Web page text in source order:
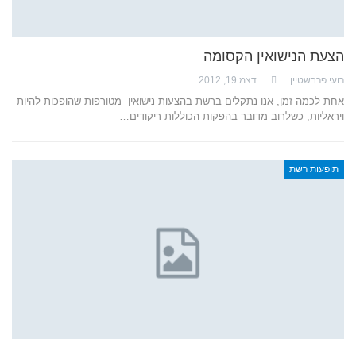
הצעת הנישואין הקסומה
רועי פרבשטיין דצמ 19, 2012
אחת לכמה זמן, אנו נתקלים ברשת בהצעות נישואין מטורפות שהופכות להיות
ויראליות, כשלרוב מדובר בהפקות הכוללות ריקודים…
תופעות רשת